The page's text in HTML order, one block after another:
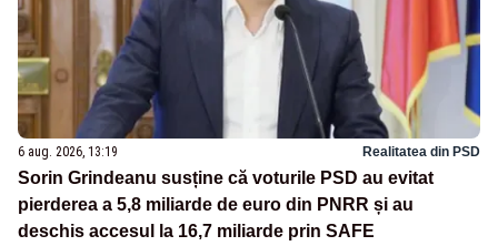
6 aug. 2026, 13:19 Realitatea din PSD
Sorin Grindeanu susține că voturile PSD au evitat
pierderea a 5,8 miliarde de euro din PNRR și au
deschis accesul la 16,7 miliarde prin SAFE